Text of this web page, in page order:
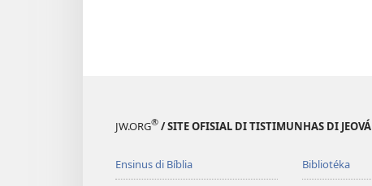
JW.ORG® / SITE OFISIAL DI TISTIMUNHAS DI JEOVÁ
Ensinus di Bíblia Bibliotéka